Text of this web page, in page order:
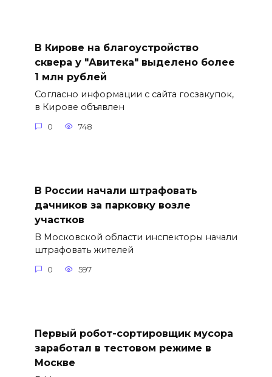
В Кирове на благоустройство
сквера у "Авитека" выделено более
1 млн рублей
Согласно информации с сайта госзакупок,
в Кирове объявлен
0 748
В России начали штрафовать
дачников за парковку возле
участков
В Московской области инспекторы начали
штрафовать жителей
0 597
Первый робот-сортировщик мусора
заработал в тестовом режиме в
Москве